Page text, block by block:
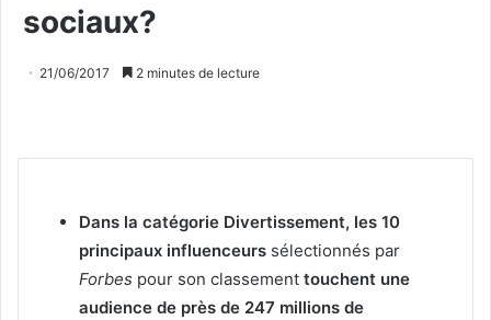
sociaux?
21/06/2017 2 minutes de lecture
Dans la catégorie Divertissement, les 10
principaux influenceurs sélectionnés par
Forbes pour son classement touchent une
audience de près de 247 millions de